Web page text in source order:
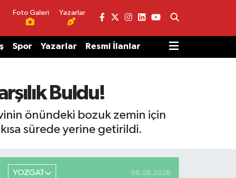
Foto Galeri Yazarlar
Spor Yazarlar Resmi İlanlar
Buldu!
önündeki bozuk zemin için
sürede yerine getirildi.
YOZGAT 08.08.2026